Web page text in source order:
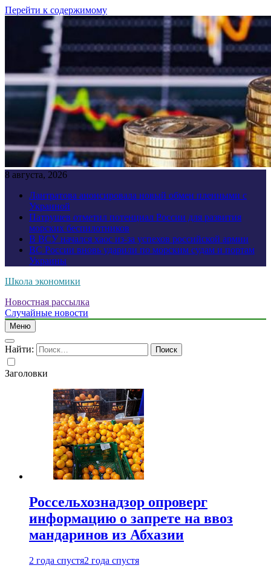
Перейти к содержимому
8 августа, 2026
Лантратова анонсировала новый обмен пленными с
Украиной
Патрушев отметил потенциал России для развития
морских беспилотников
В ВСУ начался хаос из-за успехов российской армии
ВС России вновь ударили по морским судам и портам
Украины
Школа экономики
Новостная рассылка
Случайные новости
Меню
Найти:
Заголовки
Россельхознадзор опроверг
информацию о запрете на ввоз
мандаринов из Абхазии
2 года спустя2 года спустя